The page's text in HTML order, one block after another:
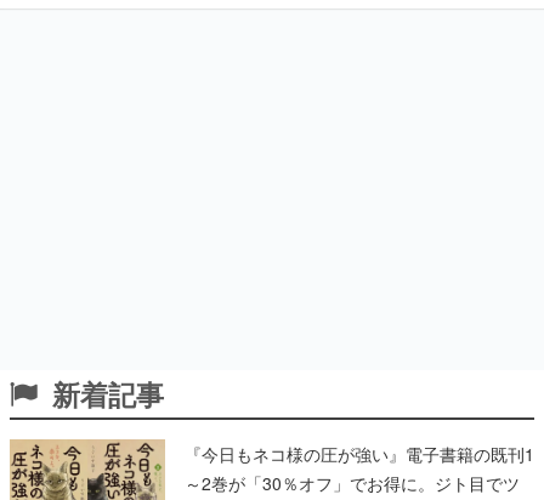
新着記事
『今日もネコ様の圧が強い』電子書籍の既刊1
～2巻が「30％オフ」でお得に。ジト目でツ